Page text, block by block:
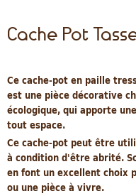
Cache Pot
Ce cache-pot en paille
est une pièce décorative
écologique, qui apporte
tout espace.
Ce cache-pot peut être
à condition d'être abrité.
en font un excellent choix
ou une pièce à vivre.